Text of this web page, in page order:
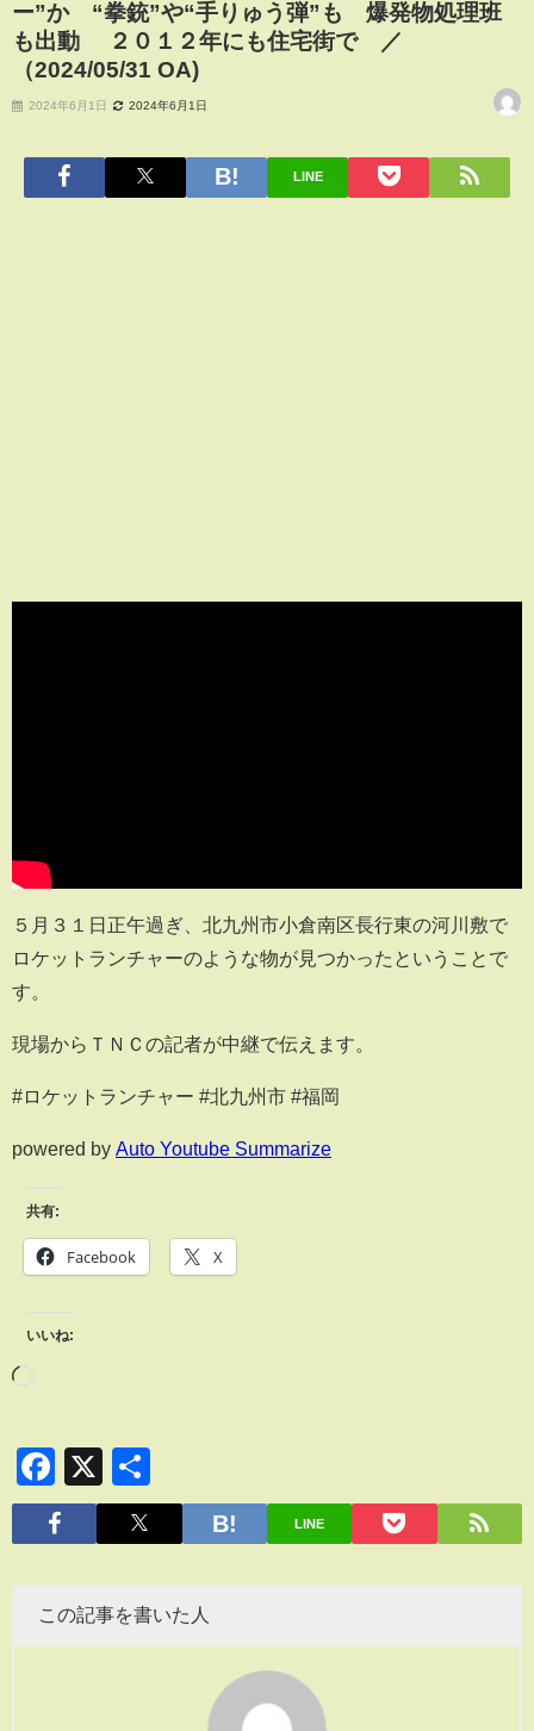
ー”か “拳銃”や“手りゅう弾”も 爆発物処理班
も出動 ２０１２年にも住宅街で ／
（2024/05/31 OA)
2024年6月1日 2024年6月1日
LINE
５月３１日正午過ぎ、北九州市小倉南区長行東の河川敷で
ロケットランチャーのような物が見つかったということで
す。
現場からＴＮＣの記者が中継で伝えます。
#ロケットランチャー #北九州市 #福岡
powered by Auto Youtube Summarize
共有:
Facebook X
いいね:
Facebook
X
有
LINE
この記事を書いた人